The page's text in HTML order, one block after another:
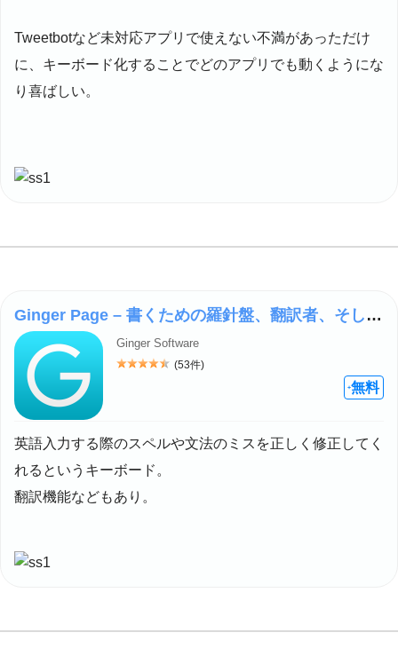
Tweetbotなど未対応アプリで使えない不満があっただけ
に、キーボード化することでどのアプリでも動くようにな
り喜ばしい。
Ginger Page – 書くための羅針盤、翻訳者、そして辞書となるもの
Ginger Software
評価: 4.5
(53件)
+無料
英語入力する際のスペルや文法のミスを正しく修正してく
れるというキーボード。
翻訳機能などもあり。